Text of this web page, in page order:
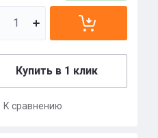
Купить в 1 клик
К сравнению